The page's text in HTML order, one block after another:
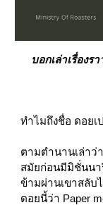
บอกเล่าเรื่อง
ทำไมถึงชื่อ ดอยเ
ตามตำนานเล่าว่
สมัยก่อนมีมิชั่นนา
ข้ามผ่านเขาสลับ
ดอยนี้ว่า Paper